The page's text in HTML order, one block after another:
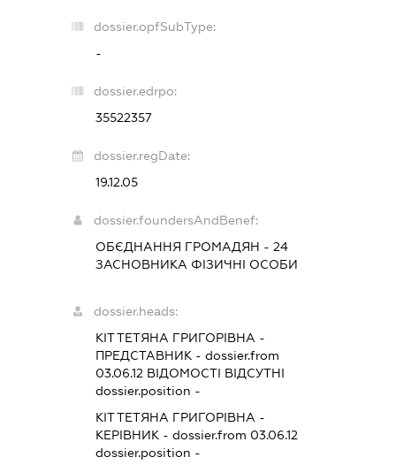
dossier.opfSubType:
-
dossier.edrpo:
35522357
dossier.regDate:
19.12.05
dossier.foundersAndBenef:
ОБЄДНАННЯ ГРОМАДЯН - 24
ЗАСНОВНИКА ФІЗИЧНІ ОСОБИ
dossier.heads:
КІТ ТЕТЯНА ГРИГОРІВНА -
ПРЕДСТАВНИК - dossier.from
03.06.12 ВІДОМОСТІ ВІДСУТНІ
dossier.position -
КІТ ТЕТЯНА ГРИГОРІВНА -
КЕРІВНИК - dossier.from 03.06.12
dossier.position -